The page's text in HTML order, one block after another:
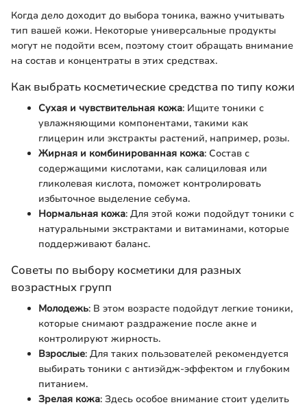
Когда дело доходит до выбора тоника, важно учитывать
тип вашей кожи. Некоторые универсальные продукты
могут не подойти всем, поэтому стоит обращать внимание
на состав и концентраты в этих средствах.
Как выбрать косметические средства по типу кожи
Сухая и чувствительная кожа: Ищите тоники с
увлажняющими компонентами, такими как
глицерин или экстракты растений, например, розы.
Жирная и комбинированная кожа: Состав с
содержащими кислотами, как салициловая или
гликолевая кислота, поможет контролировать
избыточное выделение себума.
Нормальная кожа: Для этой кожи подойдут тоники с
натуральными экстрактами и витаминами, которые
поддерживают баланс.
Советы по выбору косметики для разных
возрастных групп
Молодежь: В этом возрасте подойдут легкие тоники,
которые снимают раздражение после акне и
контролируют жирность.
Взрослые: Для таких пользователей рекомендуется
выбирать тоники с антиэйдж-эффектом и глубоким
питанием.
Зрелая кожа: Здесь особое внимание стоит уделить